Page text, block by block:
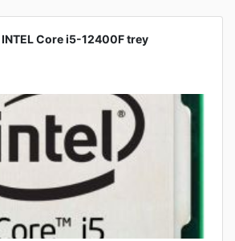
Core i5-12400F trey